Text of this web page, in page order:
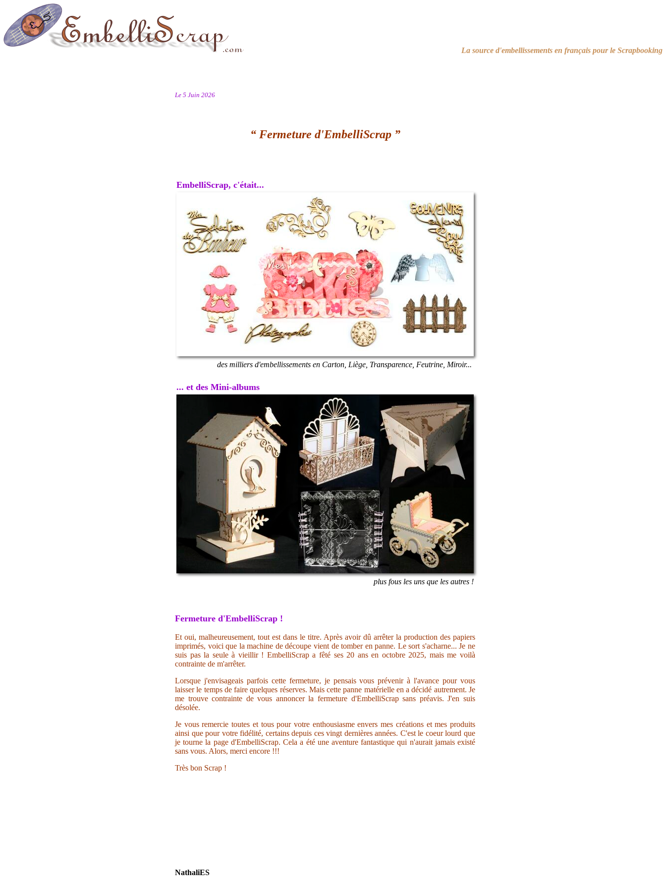
La source d'embellissements en français pour le Scrapbooking
Le 5 Juin 2026
“ Fermeture d'EmbelliScrap ”
EmbelliScrap, c'était...
des milliers d'embellissements en Carton, Liège, Transparence, Feutrine, Miroir...
... et des Mini-albums
plus fous les uns que les autres !
Fermeture d'EmbelliScrap !
Et oui, malheureusement, tout est dans le titre. Après avoir dû arrêter la production des papiers
imprimés, voici que la machine de découpe vient de tomber en panne. Le sort s'acharne... Je ne
suis pas la seule à vieillir ! EmbelliScrap a fêté ses 20 ans en octobre 2025, mais me voilà
contrainte de m'arrêter.
Lorsque j'envisageais parfois cette fermeture, je pensais vous prévenir à l'avance pour vous
laisser le temps de faire quelques réserves. Mais cette panne matérielle en a décidé autrement. Je
me trouve contrainte de vous annoncer la fermeture d'EmbelliScrap sans préavis. J'en suis
désolée.
Je vous remercie toutes et tous pour votre enthousiasme envers mes créations et mes produits
ainsi que pour votre fidélité, certains depuis ces vingt dernières années. C'est le coeur lourd que
je tourne la page d'EmbelliScrap. Cela a été une aventure fantastique qui n'aurait jamais existé
sans vous. Alors, merci encore !!!
Très bon Scrap !
NathaliES